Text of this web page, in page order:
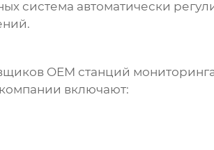
система автоматически
OEM станций
включают: